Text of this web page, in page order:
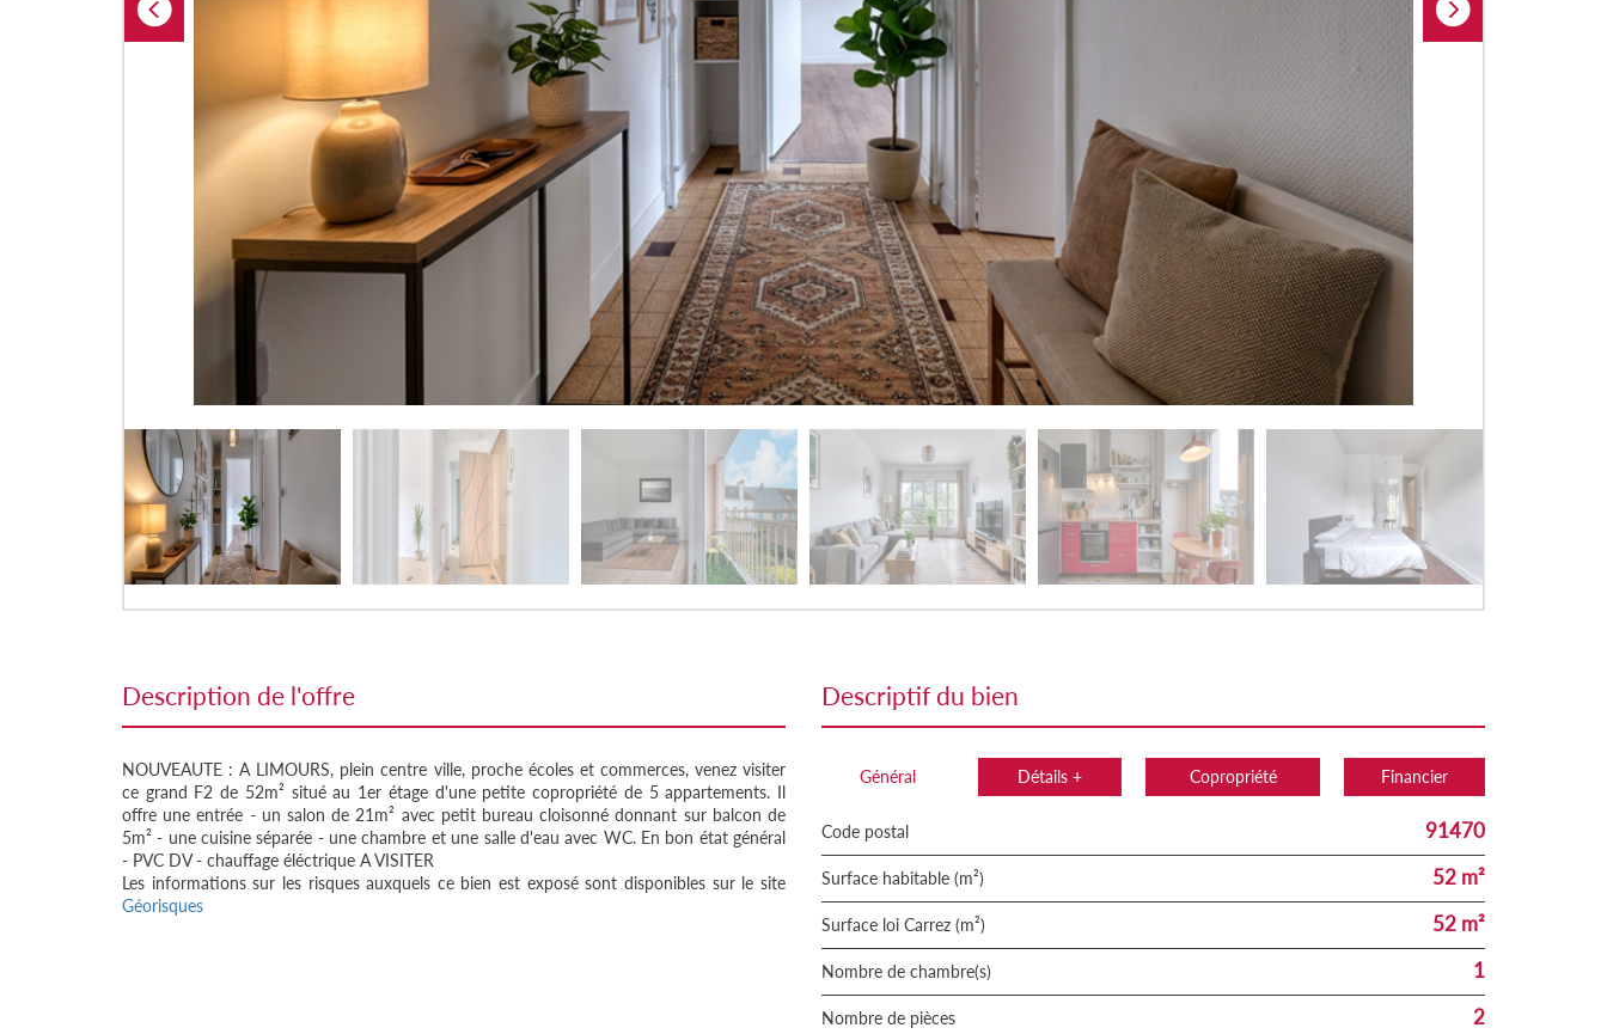
description de l'offre
NOUVEAUTE : A LIMOURS, plein centre ville, proche écoles et commerces, venez visiter
ce grand F2 de 52m² situé au 1er étage d'une petite copropriété de 5 appartements. Il
offre une entrée - un salon de 21m² avec petit bureau cloisonné donnant sur balcon de
5m² - une cuisine séparée - une chambre et une salle d'eau avec WC. En bon état général
- PVC DV - chauffage éléctrique A VISITER
Les informations sur les risques auxquels ce bien est exposé sont disponibles sur le site
Géorisques
descriptif du bien
Général Détails + Copropriété Financier
Code postal 91470
Surface habitable (m²) 52 m²
Surface loi Carrez (m²) 52 m²
Nombre de chambre(s) 1
Nombre de pièces 2